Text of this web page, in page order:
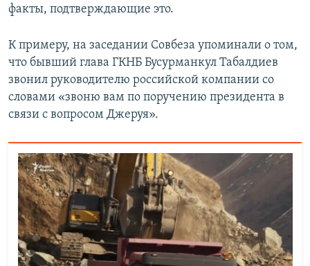
факты, подтверждающие это.
К примеру, на заседании Совбеза упоминали о том,
что бывший глава ГКНБ Бусурманкул Табалдиев
звонил руководителю российской компании со
словами «звоню вам по поручению президента в
связи с вопросом Джеруя».